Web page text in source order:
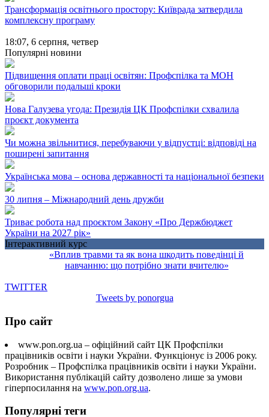
Трансформація освітнього простору: Київрада затвердила
комплексну програму
18:07, 6 серпня, четвер
Популярні новини
Підвищення оплати праці освітян: Профспілка та МОН
обговорили подальші кроки
Нова Галузева угода: Президія ЦК Профспілки схвалила
проєкт документа
Чи можна звільнитися, перебуваючи у відпустці: відповіді на
поширені запитання
Українська мова – основа державності та національної безпеки
30 липня – Міжнародний день дружби
Триває робота над проєктом Закону «Про Держбюджет
України на 2027 рік»
Інтерактивний курс
«Вплив травми та як вона шкодить поведінці й
навчанню: що потрібно знати вчителю»
TWITTER
Tweets by ponorgua
Про сайт
www.pon.org.ua – офіційний сайт ЦК Профспілки
працівників освіти і науки України. Функціонує із 2006 року.
Розробник – Профспілка працівників освіти і науки України.
Використання публікацій сайту дозволено лише за умови
гіперпосилання на www.pon.org.ua.
Популярні теги